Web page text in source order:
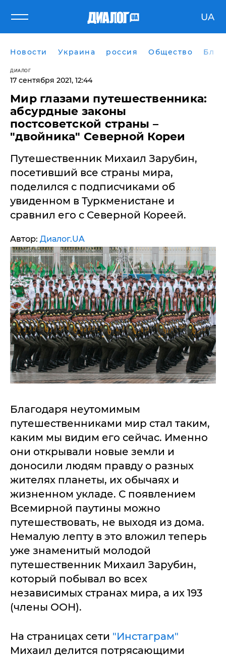
UA
Новости Украина россия Общество
ДИАЛОГ
17 сентября 2021, 12:44
Мир глазами путешественника:
абсурдные законы
постсоветской страны –
"двойника" Северной Кореи
Путешественник Михаил Зарубин,
посетивший все страны мира,
поделился с подписчиками об
увиденном в Туркменистане и
сравнил его с Северной Кореей.
Автор: Диалог.UA
Благодаря неутомимым
путешественниками мир стал таким,
каким мы видим его сейчас. Именно
они открывали новые земли и
доносили людям правду о разных
жителях планеты, их обычаях и
жизненном укладе. С появлением
Всемирной паутины можно
путешествовать, не выходя из дома.
Немалую лепту в это вложил теперь
уже знаменитый молодой
путешественник Михаил Зарубин,
который побывал во всех
независимых странах мира, а их 193
(члены ООН).
На страницах сети "Инстаграм"
Михаил делится потрясающими